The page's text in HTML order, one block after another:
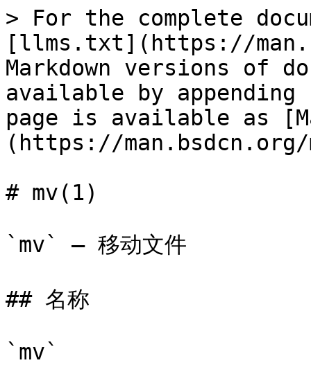
> For the complete
[llms.txt](https://
Markdown versions of
available by
page is available as
(https://man.bsdcn.org/
# mv(1)
`mv` — 移动文件
## 名称
`mv`